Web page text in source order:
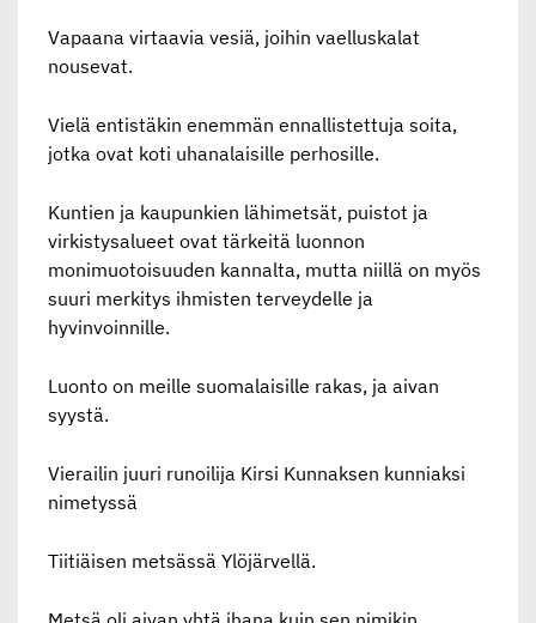
Vapaana virtaavia vesiä, joihin vaelluskalat
nousevat.
Vielä entistäkin enemmän ennallistettuja soita,
jotka ovat koti uhanalaisille perhosille.
Kuntien ja kaupunkien lähimetsät, puistot ja
virkistysalueet ovat tärkeitä luonnon
monimuotoisuuden kannalta, mutta niillä on myös
suuri merkitys ihmisten terveydelle ja
hyvinvoinnille.
Luonto on meille suomalaisille rakas, ja aivan
syystä.
Vierailin juuri runoilija Kirsi Kunnaksen kunniaksi
nimetyssä
Tiitiäisen metsässä Ylöjärvellä.